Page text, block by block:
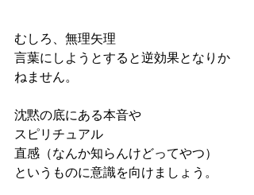
むしろ、無理矢理
言葉にしようとすると逆効果となりか
ねません。
沈黙の底にある本音や
スピリチュアル
直感（なんか知らんけどってやつ）
というものに意識を向けましょう。